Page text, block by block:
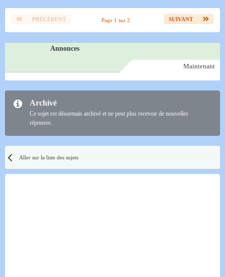
PRÉCÉDENT SUIVANT
Page 1 sur 2
Annonces
Maintenant
Archivé
Ce sujet est désormais archivé et ne peut plus recevoir de nouvelles
réponses.
Aller sur la liste des sujets